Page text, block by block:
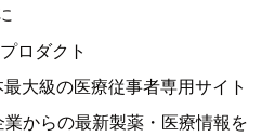
ロダクト
大級の医療従事者専用サイト
からの最新製薬・医療情報を